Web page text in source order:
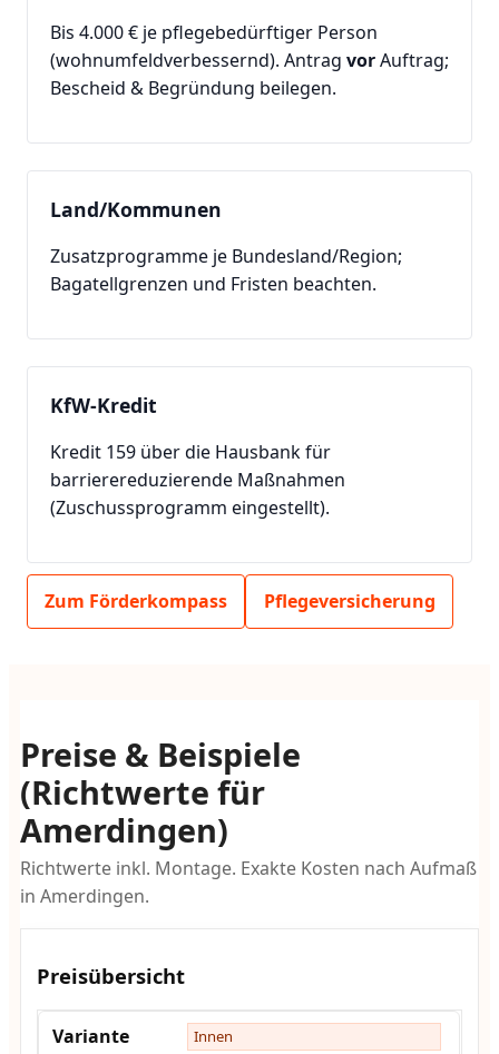
Bis 4.000 € je pflegebedürftiger Person
(wohnumfeldverbessernd). Antrag vorAuftrag;
Bescheid & Begründung beilegen.
Land/Kommunen
Zusatzprogramme je Bundesland/Region;
Bagatellgrenzen und Fristen beachten.
KfW-Kredit
Kredit 159 über die Hausbank für
barrierereduzierende Maßnahmen
(Zuschussprogramm eingestellt).
Zum Förderkompass Pflegeversicherung
Preise & Beispiele
(Richtwerte für
Amerdingen)
Richtwerte inkl. Montage. Exakte Kosten nach Aufmaß
in Amerdingen.
Preisübersicht
Innen